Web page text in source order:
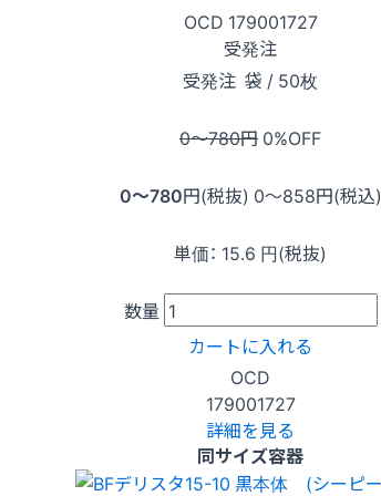
OCD 179001727
受発注
受発注 袋 / 50枚
0〜780円 0%OFF
0〜780円(税抜) 0〜858円(税込)
単価： 15.6 円(税抜)
数量
カートに入れる
OCD
179001727
詳細を見る
同サイズ容器